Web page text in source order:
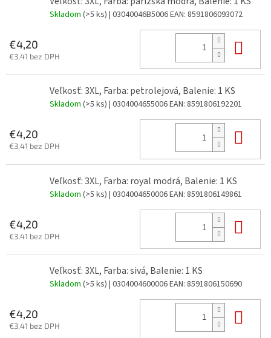
Skladom (>5 ks) | 03040046B5006EAN: 8591806093072
€4,20
€3,41 bez DPH
Veľkosť: 3XL, Farba: petrolejová, Balenie: 1 KS
Skladom (>5 ks) | 0304004655006EAN: 8591806192201
€4,20
€3,41 bez DPH
Veľkosť: 3XL, Farba: royal modrá, Balenie: 1 KS
Skladom (>5 ks) | 0304004650006EAN: 8591806149861
€4,20
€3,41 bez DPH
Veľkosť: 3XL, Farba: sivá, Balenie: 1 KS
Skladom (>5 ks) | 0304004600006EAN: 8591806150690
€4,20
€3,41 bez DPH